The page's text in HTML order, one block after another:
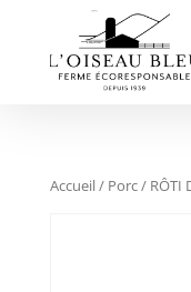
Accueil/ Porc/ RÔTI